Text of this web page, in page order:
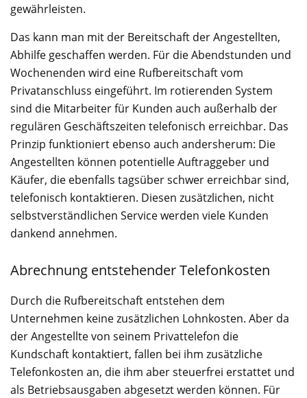
gewährleisten.
Das kann man mit der Bereitschaft der Angestellten,
Abhilfe geschaffen werden. Für die Abendstunden und
Wochenenden wird eine Rufbereitschaft vom
Privatanschluss eingeführt. Im rotierenden System
sind die Mitarbeiter für Kunden auch außerhalb der
regulären Geschäftszeiten telefonisch erreichbar. Das
Prinzip funktioniert ebenso auch andersherum: Die
Angestellten können potentielle Auftraggeber und
Käufer, die ebenfalls tagsüber schwer erreichbar sind,
telefonisch kontaktieren. Diesen zusätzlichen, nicht
selbstverständlichen Service werden viele Kunden
dankend annehmen.
Abrechnung entstehender Telefonkosten
Durch die Rufbereitschaft entstehen dem
Unternehmen keine zusätzlichen Lohnkosten. Aber da
der Angestellte von seinem Privattelefon die
Kundschaft kontaktiert, fallen bei ihm zusätzliche
Telefonkosten an, die ihm aber steuerfrei erstattet und
als Betriebsausgaben abgesetzt werden können. Für